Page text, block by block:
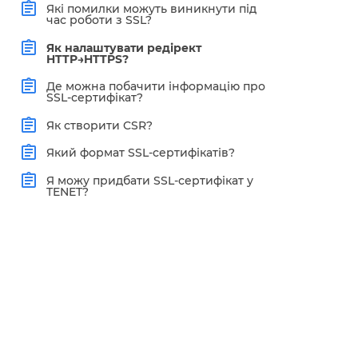
Які помилки можуть виникнути під
час роботи з SSL?
Як налаштувати редірект
HTTP→HTTPS?
Де можна побачити інформацію про
SSL-сертифікат?
Як створити CSR?
Який формат SSL-сертифікатів?
Я можу придбати SSL-сертифікат у
TENET?